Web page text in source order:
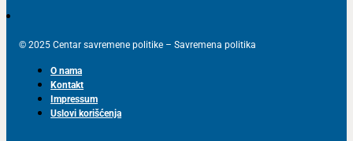
© 2025 Centar savremene politike – Savremena politika
O nama
Kontakt
Impressum
Uslovi korišćenja